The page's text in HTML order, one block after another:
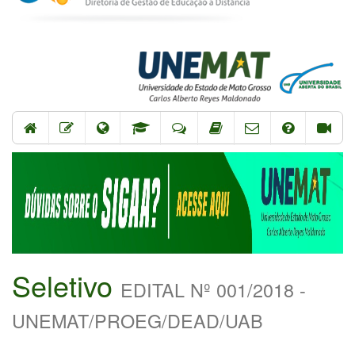
Seletivo EDITAL Nº 001/2018 -
UNEMAT/PROEG/DEAD/UAB